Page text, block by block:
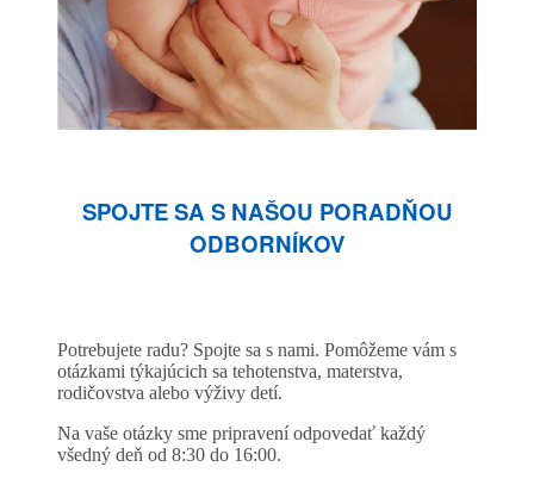
SPOJTE SA S NAŠOU PORADŇOU
ODBORNÍKOV
Potrebujete radu? Spojte sa s nami. Pomôžeme vám s
otázkami týkajúcich sa tehotenstva, materstva,
rodičovstva alebo výživy detí.
Na vaše otázky sme pripravení odpovedať každý
všedný deň od 8:30 do 16:00.